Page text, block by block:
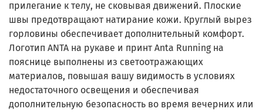
прилегание к телу, не сковывая движений. Плоские
швы предотвращают натирание кожи. Круглый вырез
горловины обеспечивает дополнительный комфорт.
Логотип ANTA на рукаве и принт Anta Running на
пояснице выполнены из светоотражающих
материалов, повышая вашу видимость в условиях
недостаточного освещения и обеспечивая
дополнительную безопасность во время вечерних или